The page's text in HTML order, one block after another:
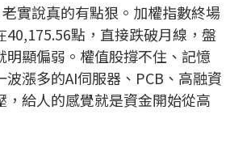
實說真的有點狠。加權指數終場
40,175.56點，直接跌破月線，盤
明顯偏弱。權值股撐不住、記憶
漲多的AI伺服器、PCB、高融資
，給人的感覺就是資金開始從高